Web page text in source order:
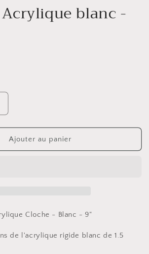
blanc -
Ajouter au panier
Cloche - Blanc - 9"
de l'acrylique rigide blanc de 1.5